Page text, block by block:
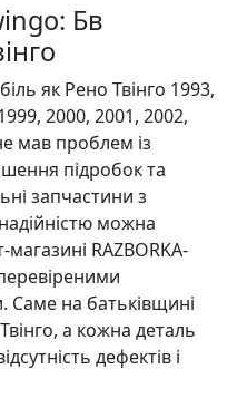
Бв
як Рено Твінго 1993,
2000, 2001, 2002,
мав проблем із
підробок та
запчастини з
можна
RAZBORKA-
Саме на батьківщині
а кожна деталь
дефектів і